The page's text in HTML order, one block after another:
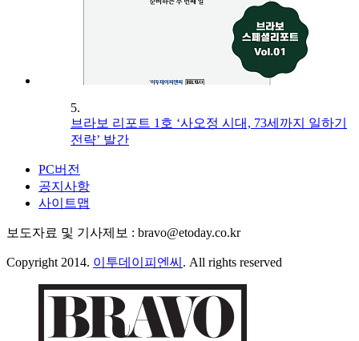
5.
브라보 리포트 1호 ‘사오정 시대, 73세까지 일하기
전략’ 발간
PC버전
공지사항
사이트맵
보도자료 및 기사제보 : bravo@etoday.co.kr
Copyright 2014. 이투데이피엔씨 . All rights reserved